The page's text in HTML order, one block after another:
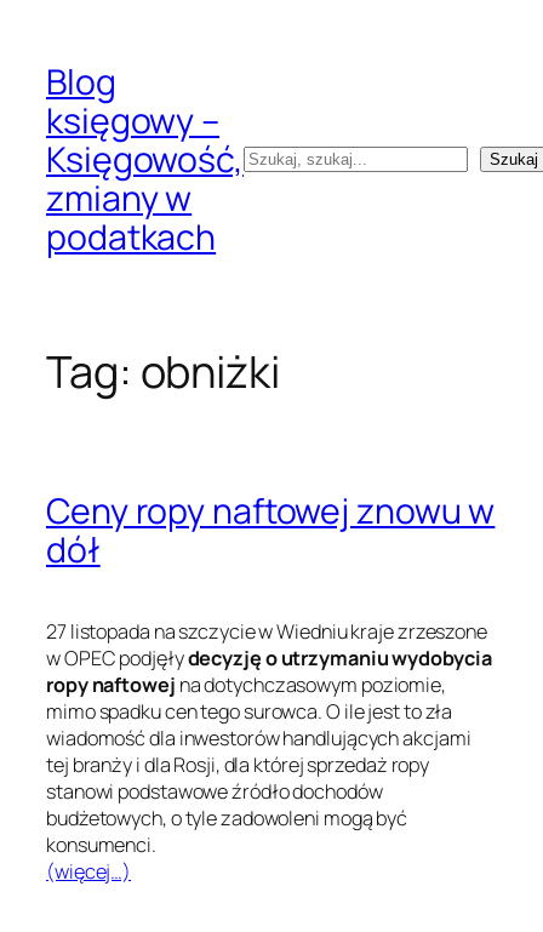
treściBlog
księgowy –
Księgowość,
zmiany w
podatkach
Szukaj Szukaj
Tag: obniżki
Ceny ropy naftowej znowu w
dół
27 listopada na szczycie w Wiedniu kraje zrzeszone
w OPEC podjęłydecyzję o utrzymaniu wydobycia
ropy naftowej na dotychczasowym poziomie,
mimo spadku cen tego surowca. O ile jest to zła
wiadomość dla inwestorów handlujących akcjami
tej branży i dla Rosji, dla której sprzedaż ropy
stanowi podstawowe źródło dochodów
budżetowych, o tyle zadowoleni mogą być
konsumenci.
(więcej…)